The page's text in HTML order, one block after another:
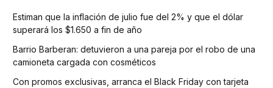
Estiman que la inflación de julio fue del 2% y que el dólar
superará los $1.650 a fin de año
Barrio Barberan: detuvieron a una pareja por el robo de una
camioneta cargada con cosméticos
Con promos exclusivas, arranca el Black Friday con tarjeta